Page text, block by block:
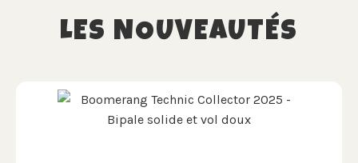
LES NOUVEAUTÉS